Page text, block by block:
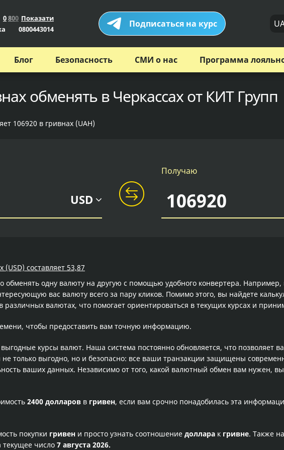
0800 Показати
0800443014 Подписаться на курс
Блог Безопасность СМИ о нас Программа
обменять в Черкассах от КИТ Групп
106920 в гривнах (UAH)
USD
Получаю
составляет 53,87
обменять одну валюту на другую с помощью удобного конвертера.
вас валюту всего за пару кликов. Помимо этого, вы найдете
в различных валютах, что помогает ориентироваться в текущих курсах и
чтобы предоставить вам точную информацию.
курсы валют. Наша система постоянно обновляется, что позволяет
только выгодно, но и безопасно: все ваши транзакции защищены
ваших данных. Независимо от того, какой валютный обмен вам нужен,
2400 долларов в гривен, если вам срочно понадобилась эта
покупки гривен и просто узнать соотношение доллара к гривне. Также
текущее число 7 августа 2026.